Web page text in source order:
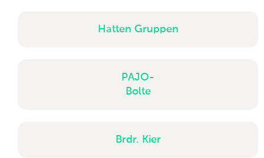
Hatten Gruppen
PAJO-
Bolte
Brdr. Kier